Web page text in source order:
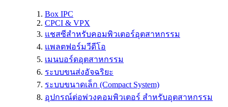
Box IPC
CPCI & VPX
แชสซีสำหรับคอมพิวเตอร์อุตสาหกรรม
แพลตฟอร์มวีดีโอ
เมนบอร์ดอุตสาหกรรม
ระบบขนส่งอัจฉริยะ
ระบบขนาดเล็ก (Compact System)
อุปกรณ์ต่อพ่วงคอมพิวเตอร์ สำหรับอุตสาหกรรม